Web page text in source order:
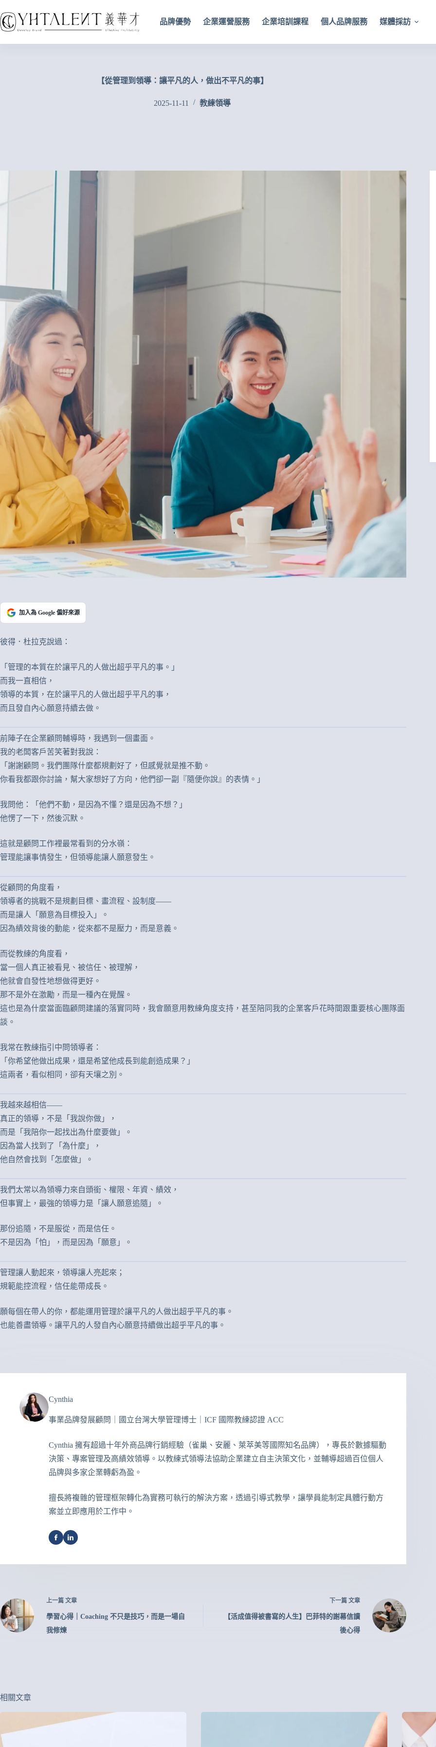
品牌優勢 企業運營服務 企業培訓課程 個人品牌服務 媒體採訪
【從管理到領導：讓平凡的人，做出不平凡的事】
2025-11-11 教練領導
加入為 Google 偏好來源
彼得．杜拉克說過：
「管理的本質在於讓平凡的人做出超乎平凡的事。」
而我一直相信，
領導的本質，在於讓平凡的人做出超乎平凡的事，
而且發自內心願意持續去做。
前陣子在企業顧問輔導時，我遇到一個畫面。
我的老闆客戶苦笑著對我說：
「謝謝顧問。我們團隊什麼都規劃好了，但感覺就是推不動。
你看我都跟你討論，幫大家想好了方向，他們卻一副『隨便你說』的表情。」
我問他：「他們不動，是因為不懂？還是因為不想？」
他愣了一下，然後沉默。
這就是顧問工作裡最常看到的分水嶺：
管理能讓事情發生，但領導能讓人願意發生。
從顧問的角度看，
領導者的挑戰不是規劃目標、畫流程、設制度——
而是讓人「願意為目標投入」。
因為績效背後的動能，從來都不是壓力，而是意義。
而從教練的角度看，
當一個人真正被看見、被信任、被理解，
他就會自發性地想做得更好。
那不是外在激勵，而是一種內在覺醒。
這也是為什麼當面臨顧問建議的落實同時，我會願意用教練角度支持，甚至陪同我的企業客戶花時間跟重要核心團隊面
談。
我常在教練指引中問領導者：
「你希望他做出成果，還是希望他成長到能創造成果？」
這兩者，看似相同，卻有天壤之別。
我越來越相信——
真正的領導，不是「我說你做」，
而是「我陪你一起找出為什麼要做」。
因為當人找到了「為什麼」，
他自然會找到「怎麼做」。
我們太常以為領導力來自頭銜、權限、年資、績效，
但事實上，最強的領導力是「讓人願意追隨」。
那份追隨，不是服從，而是信任。
不是因為「怕」，而是因為「願意」。
管理讓人動起來，領導讓人亮起來；
規範能控流程，信任能帶成長。
願每個在帶人的你，都能運用管理於讓平凡的人做出超乎平凡的事。
也能善盡領導。讓平凡的人發自內心願意持續做出超乎平凡的事。
Cynthia
事業品牌發展顧問｜國立台灣大學管理博士｜ICF 國際教練認證 ACC
Cynthia 擁有超過十年外商品牌行銷經驗（雀巢、安麗、萊萃美等國際知名品牌），專長於數據驅動
決策、專案管理及高績效領導。以教練式領導法協助企業建立自主決策文化，並輔導超過百位個人
品牌與多家企業轉虧為盈。
擅長將複雜的管理框架轉化為實務可執行的解決方案，透過引導式教學，讓學員能制定具體行動方
案並立即應用於工作中。
上一篇 文章
學習心得｜Coaching 不只是技巧，而是一場自
我修煉
下一篇 文章
【活成值得被書寫的人生】巴菲特的謝幕信讀
後心得
相關文章